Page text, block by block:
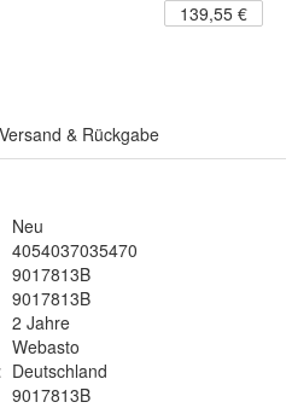
139,55 €
& Rückgabe
Neu
4054037035470
9017813B
9017813B
2 Jahre
Webasto
: Deutschland
9017813B